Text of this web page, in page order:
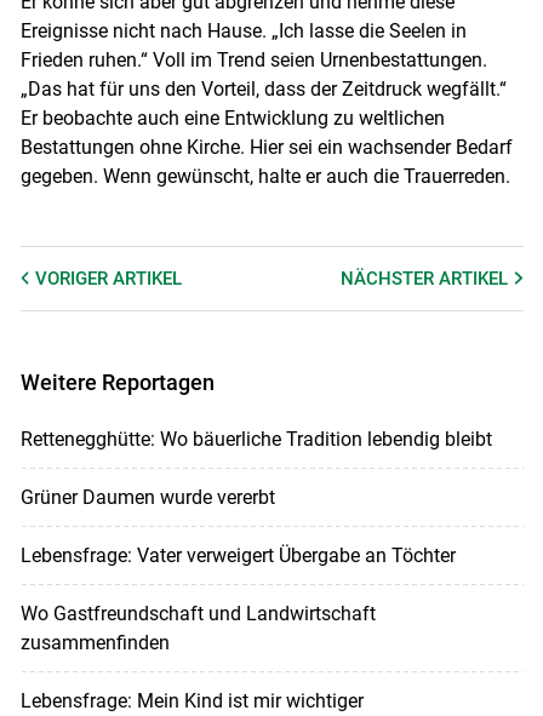
Ereignisse nicht nach Hause. „Ich lasse die Seelen in
Frieden ruhen.“ Voll im Trend seien Urnenbestattungen.
„Das hat für uns den Vorteil, dass der Zeitdruck wegfällt.“
Er beobachte auch eine Entwicklung zu weltlichen
Bestattungen ohne Kirche. Hier sei ein wachsender Bedarf
gegeben. Wenn gewünscht, halte er auch die Trauerreden.
VORIGER ARTIKEL NÄCHSTERARTIKEL
Weitere Reportagen
Rettenegghütte: Wo bäuerliche Tradition lebendig bleibt
Grüner Daumen wurde vererbt
Lebensfrage: Vater verweigert Übergabe an Töchter
Wo Gastfreundschaft und Landwirtschaft
zusammenfinden
Lebensfrage: Mein Kind ist mir wichtiger